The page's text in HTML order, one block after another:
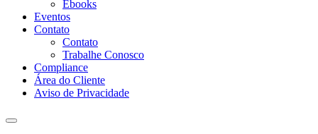
Ebooks
Eventos
Contato
Contato
Trabalhe Conosco
Compliance
Área do Cliente
Aviso de Privacidade